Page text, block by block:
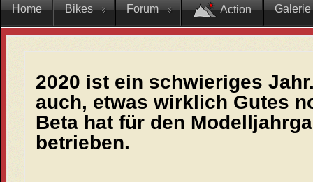
Home Bikes Forum Action Galerie
2020 ist ein schwieriges
auch, etwas wirklich Gutes
Beta hat für den
betrieben.